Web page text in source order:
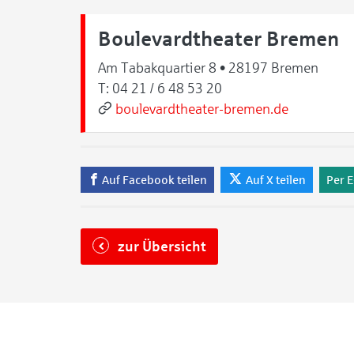
Boulevardtheater Bremen
Am Tabakquartier 8 • 28197 Bremen
T: 04 21 / 6 48 53 20
boulevardtheater-bremen.de
Auf Facebook teilen Auf X teilen Per
zur Übersicht